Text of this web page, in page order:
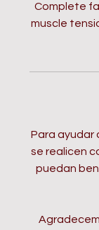
Complete
muscle
Para ayudar
se realicen
puedan